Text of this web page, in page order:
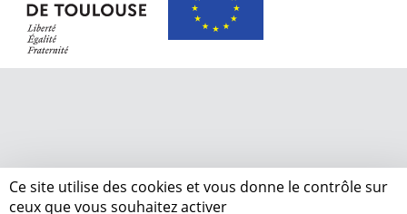
Ce site utilise des cookies et vous donne le contrôle sur
ceux que vous souhaitez activer